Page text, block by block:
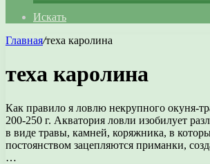
Искать
Главная/теха каролина
теха каролина
Как правило я ловлю некрупного окуня-
200-250 г. Акватория ловли изобилует
в виде травы, камней, коряжника, в
постоянством зацепляются приманки,
…